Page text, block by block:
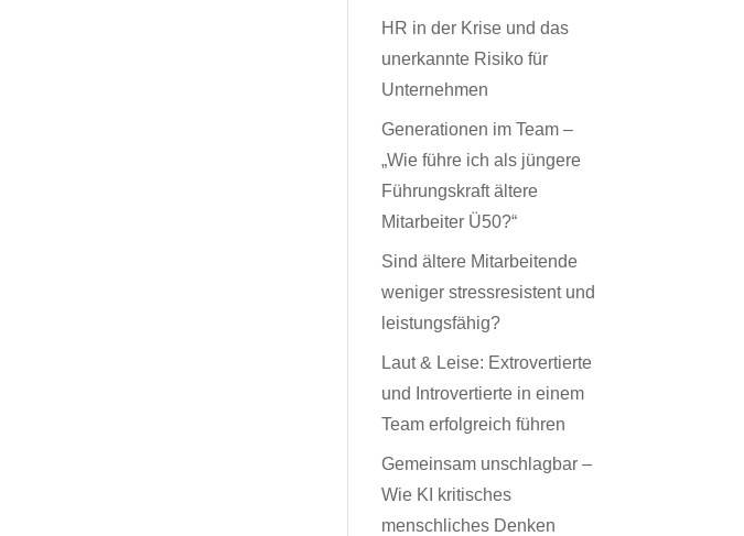
HR in der Krise und das
unerkannte Risiko für
Unternehmen
Generationen im Team –
„Wie führe ich als jüngere
Führungskraft ältere
Mitarbeiter Ü50?“
Sind ältere Mitarbeitende
weniger stressresistent und
leistungsfähig?
Laut & Leise: Extrovertierte
und Introvertierte in einem
Team erfolgreich führen
Gemeinsam unschlagbar –
Wie KI kritisches
menschliches Denken